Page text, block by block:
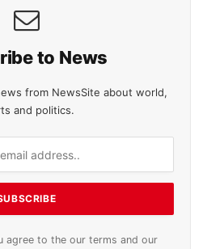
to News
from NewsSite about world,
and politics.
agree to the our terms and our